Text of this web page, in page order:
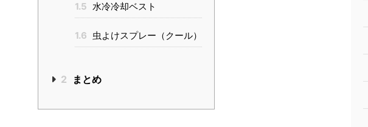
1.5 水冷冷却ベスト
1.6 虫よけスプレー（クール）
2 まとめ